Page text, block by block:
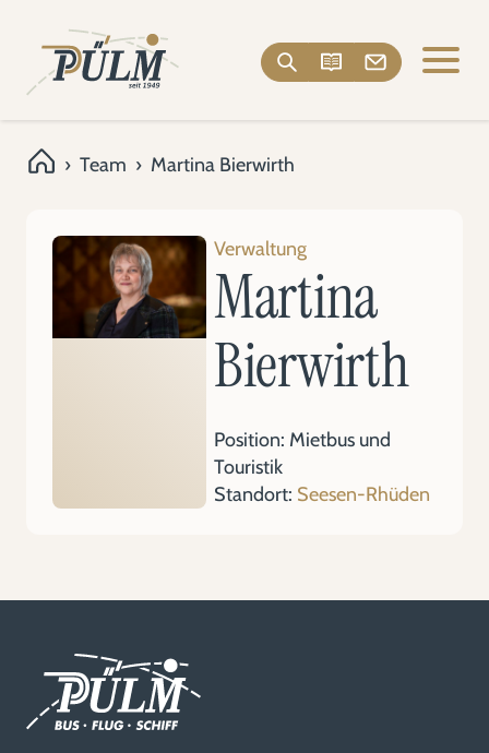
› Team › Martina Bierwirth
Verwaltung
Martina
Bierwirth
Position: Mietbus und
Touristik
Standort: Seesen-Rhüden